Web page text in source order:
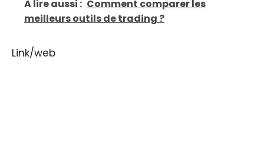
A lire aussi : Comment comparer les
meilleurs outils de trading ?
Link/web